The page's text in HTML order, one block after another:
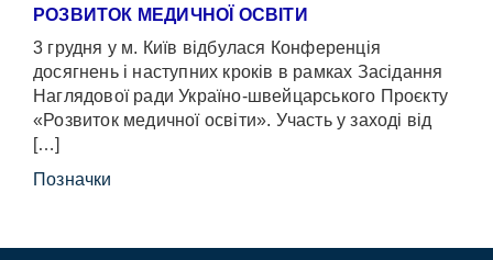
РОЗВИТОК МЕДИЧНОЇ ОСВІТИ
3 грудня у м. Київ відбулася Конференція
досягнень і наступних кроків в рамках Засідання
Наглядової ради Україно-швейцарського Проєкту
«Розвиток медичної освіти». Участь у заході від
[…]
Позначки